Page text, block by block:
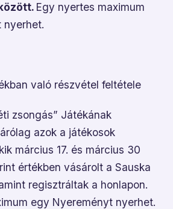
Egy nyertes maximum
nyerhet.
való részvétel feltétele
zsongás” Játékának
azok a játékosok
március 17. és március 30
értékben vásárolt a Sauska
regisztráltak a honlapon.
egy Nyereményt nyerhet.